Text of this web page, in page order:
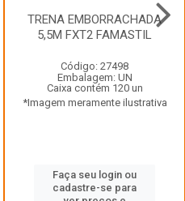
TRENA EMBORRACHADA
5,5M FXT2 FAMASTIL
Código: 27498
Embalagem: UN
Caixa contém 120 un
*Imagem meramente ilustrativa
Faça seu login ou
cadastre-se para